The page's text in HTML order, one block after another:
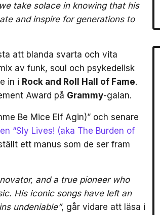
take solace in knowing that his
and inspire for generations to
att blanda svarta och vita
av funk, soul och psykedelisk
in i Rock and Roll Hall of Fame.
Award på Grammy-galan.
Be Mice Elf Agin)” och senare
“Sly Lives! (aka The Burden of
ett manus som de ser fram
and a true pioneer who
His iconic songs have left an
undeniable”, går vidare att läsa i